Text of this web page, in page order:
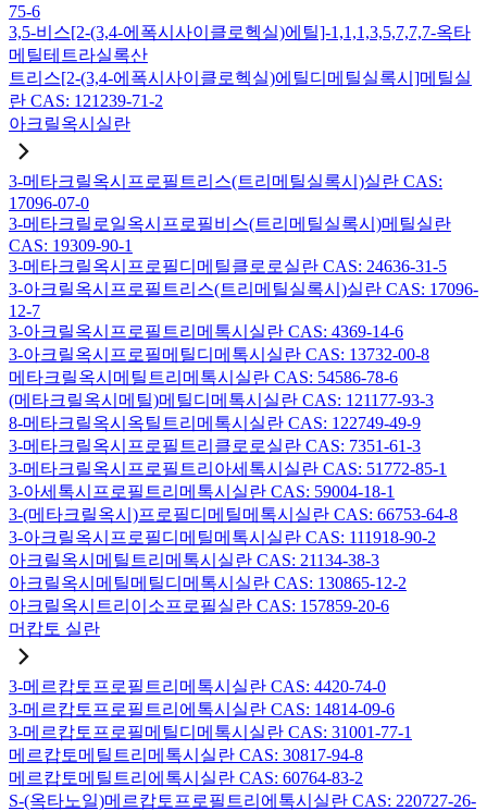
75-6
3,5-비스[2-(3,4-에폭시사이클로헥실)에틸]-1,1,1,3,5,7,7,7-옥타
메틸테트라실록산
트리스[2-(3,4-에폭시사이클로헥실)에틸디메틸실록시]메틸실
란 CAS: 121239-71-2
아크릴옥시실란
3-메타크릴옥시프로필트리스(트리메틸실록시)실란 CAS:
17096-07-0
3-메타크릴로일옥시프로필비스(트리메틸실록시)메틸실란
CAS: 19309-90-1
3-메타크릴옥시프로필디메틸클로로실란 CAS: 24636-31-5
3-아크릴옥시프로필트리스(트리메틸실록시)실란 CAS: 17096-
12-7
3-아크릴옥시프로필트리메톡시실란 CAS: 4369-14-6
3-아크릴옥시프로필메틸디메톡시실란 CAS: 13732-00-8
메타크릴옥시메틸트리메톡시실란 CAS: 54586-78-6
(메타크릴옥시메틸)메틸디메톡시실란 CAS: 121177-93-3
8-메타크릴옥시옥틸트리메톡시실란 CAS: 122749-49-9
3-메타크릴옥시프로필트리클로로실란 CAS: 7351-61-3
3-메타크릴옥시프로필트리아세톡시실란 CAS: 51772-85-1
3-아세톡시프로필트리메톡시실란 CAS: 59004-18-1
3-(메타크릴옥시)프로필디메틸메톡시실란 CAS: 66753-64-8
3-아크릴옥시프로필디메틸메톡시실란 CAS: 111918-90-2
아크릴옥시메틸트리메톡시실란 CAS: 21134-38-3
아크릴옥시메틸메틸디메톡시실란 CAS: 130865-12-2
아크릴옥시트리이소프로필실란 CAS: 157859-20-6
머캅토 실란
3-메르캅토프로필트리메톡시실란 CAS: 4420-74-0
3-메르캅토프로필트리에톡시실란 CAS: 14814-09-6
3-메르캅토프로필메틸디메톡시실란 CAS: 31001-77-1
메르캅토메틸트리메톡시실란 CAS: 30817-94-8
메르캅토메틸트리에톡시실란 CAS: 60764-83-2
S-(옥타노일)메르캅토프로필트리에톡시실란 CAS: 220727-26-